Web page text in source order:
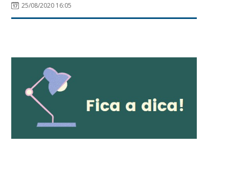
25/08/2020 16:05